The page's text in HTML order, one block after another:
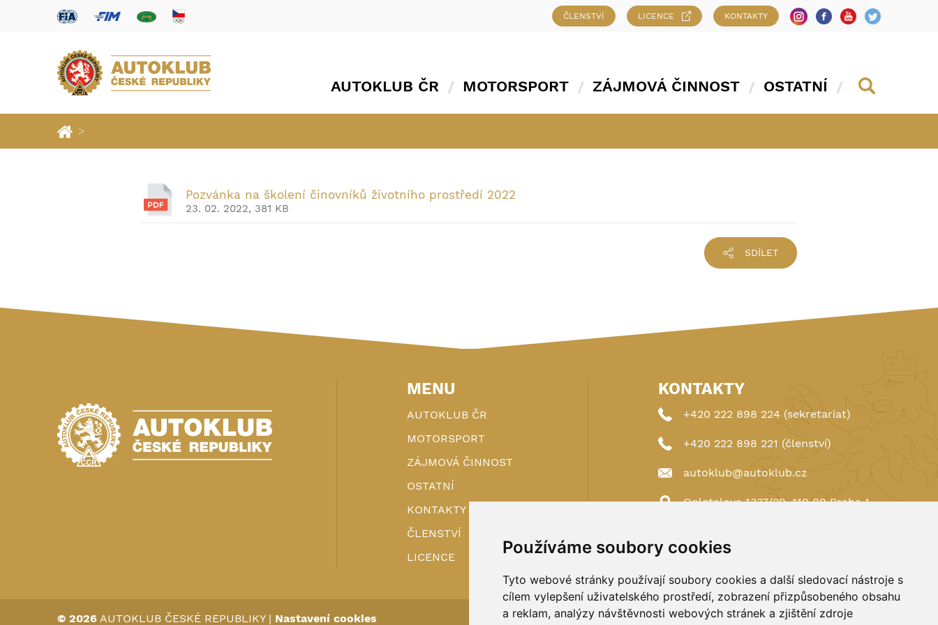
Používáme soubory cookies
Tyto webové stránky používají soubory cookies a další sledovací nástroje s
cílem vylepšení uživatelského prostředí, zobrazení přizpůsobeného obsahu
a reklam, analýzy návštěvnosti webových stránek a zjištění zdroje
ČLENSTVÍ LICENCE KONTAKTY
AUTOKLUB ČR MOTORSPORT ZÁJMOVÁ ČINNOST OSTATNÍ
>
Pozvánka na školení činovníků životního prostředí 2022
23. 02. 2022, 381 KB
SDÍLET
MENU
AUTOKLUB ČR
MOTORSPORT
ZÁJMOVÁ ČINNOST
OSTATNÍ
KONTAKTY
ČLENSTVÍ
LICENCE
KONTAKTY
+420 222 898 224 (sekretariat)
+420 222 898 221 (členství)
autoklub@autoklub.cz
Opletalova 1337/29, 110 00 Praha 1
© 2026 AUTOKLUB ČESKÉ REPUBLIKY| Nastavení cookies Spravováno a hostováno uDIGITREE